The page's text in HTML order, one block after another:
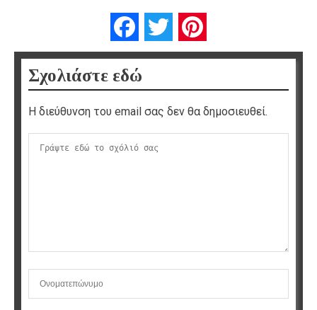
FacebookTwitter
Σχολιάστε εδώ
Η διεύθυνση του email σας δεν θα δημοσιευθεί.